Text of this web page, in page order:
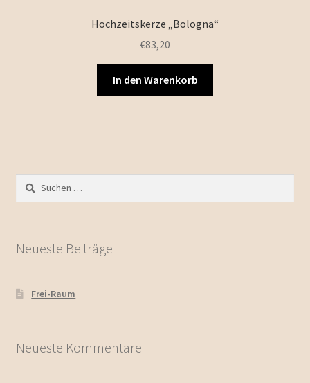
Hochzeitskerze „Bologna“
€83,20
In den Warenkorb
Suchen
nach:
Neueste Beiträge
Frei-Raum
Neueste Kommentare